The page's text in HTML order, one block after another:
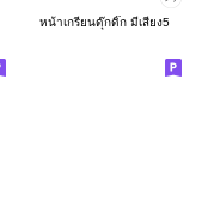
หน้าเกรียนดุ๊กดิ๊ก มีเสียง5